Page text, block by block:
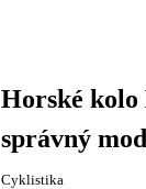
Horské
správný
Cyklistika